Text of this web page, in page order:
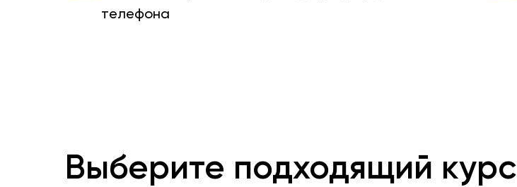
телефона
Выберите подходящий курс